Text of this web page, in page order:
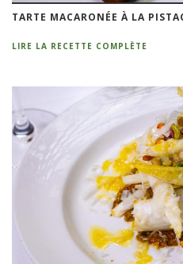
TARTE MACARONÉE À LA
LIRE LA RECETTE COMPLÈTE